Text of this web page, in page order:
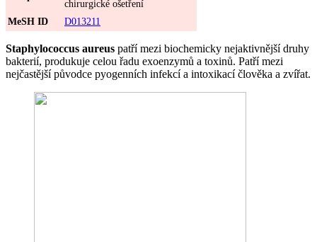
chirurgické ošetření
MeSH ID
D013211
Staphylococcus aureus patří mezi biochemicky nejaktivnější druhy
bakterií, produkuje celou řadu exoenzymů a toxinů. Patří mezi
nejčastější původce pyogenních infekcí a intoxikací člověka a zvířat.